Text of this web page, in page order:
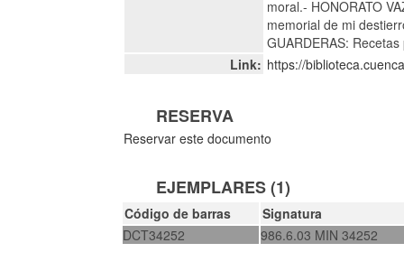
moral.- HONORATO
memorial de mi
GUARDERAS:
Link: https://
RESERVA
Reservar este documento
EJEMPLARES (1)
Código de barras
Signatura
DCT34252
986.6.03 MIN 34252